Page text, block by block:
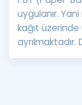
uygulanır.
kağıt
ayrılmaktadır.